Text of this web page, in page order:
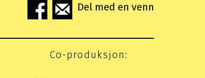
Del med en venn
Co-produksjon: